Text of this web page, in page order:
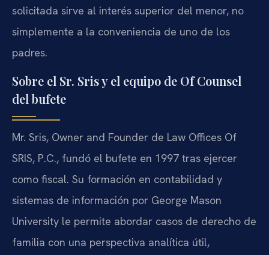
solicitada sirve al interés superior del menor, no
simplemente a la conveniencia de uno de los
padres.
Sobre el Sr. Sris y el equipo de Of Counsel
del bufete
Mr. Sris, Owner and Founder de Law Offices Of
SRIS, P.C., fundó el bufete en 1997 tras ejercer
como fiscal. Su formación en contabilidad y
sistemas de información por George Mason
University le permite abordar casos de derecho de
familia con una perspectiva analítica útil,